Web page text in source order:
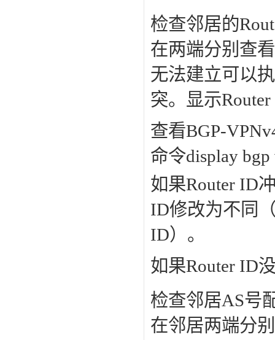
检查邻居的
在两端分别查
无法建立可以
突。显示
查看BGP-
命令display
如果Router ID
ID修改为不同
ID）。
如果Router ID
检查邻居AS号
在邻居两端分